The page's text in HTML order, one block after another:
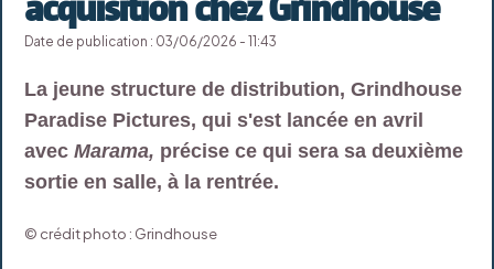
Date de publication : 03/06/2026 - 11:43
La jeune structure de distribution, Grindhouse
Paradise Pictures, qui s'est lancée en avril
avecMarama, précise ce qui sera sa deuxième
sortie en salle, à la rentrée.
© crédit photo : Grindhouse